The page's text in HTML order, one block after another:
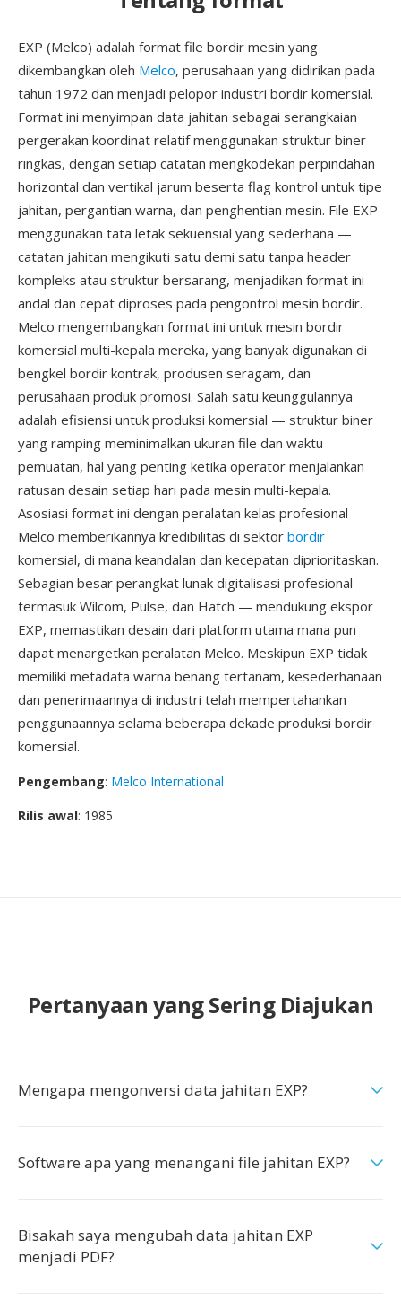
EXP (Melco) adalah format file bordir mesin yang
dikembangkan oleh Melco, perusahaan yang didirikan pada
tahun 1972 dan menjadi pelopor industri bordir komersial.
Format ini menyimpan data jahitan sebagai serangkaian
pergerakan koordinat relatif menggunakan struktur biner
ringkas, dengan setiap catatan mengkodekan perpindahan
horizontal dan vertikal jarum beserta flag kontrol untuk tipe
jahitan, pergantian warna, dan penghentian mesin. File EXP
menggunakan tata letak sekuensial yang sederhana —
catatan jahitan mengikuti satu demi satu tanpa header
kompleks atau struktur bersarang, menjadikan format ini
andal dan cepat diproses pada pengontrol mesin bordir.
Melco mengembangkan format ini untuk mesin bordir
komersial multi-kepala mereka, yang banyak digunakan di
bengkel bordir kontrak, produsen seragam, dan
perusahaan produk promosi. Salah satu keunggulannya
adalah efisiensi untuk produksi komersial — struktur biner
yang ramping meminimalkan ukuran file dan waktu
pemuatan, hal yang penting ketika operator menjalankan
ratusan desain setiap hari pada mesin multi-kepala.
Asosiasi format ini dengan peralatan kelas profesional
Melco memberikannya kredibilitas di sektor bordir
komersial, di mana keandalan dan kecepatan diprioritaskan.
Sebagian besar perangkat lunak digitalisasi profesional —
termasuk Wilcom, Pulse, dan Hatch — mendukung ekspor
EXP, memastikan desain dari platform utama mana pun
dapat menargetkan peralatan Melco. Meskipun EXP tidak
memiliki metadata warna benang tertanam, kesederhanaan
dan penerimaannya di industri telah mempertahankan
penggunaannya selama beberapa dekade produksi bordir
komersial.
Pengembang: Melco International
Rilis awal: 1985
Pertanyaan yang Sering Diajukan
Mengapa mengonversi data jahitan EXP?
Software apa yang menangani file jahitan EXP?
Bisakah saya mengubah data jahitan EXP
menjadi PDF?